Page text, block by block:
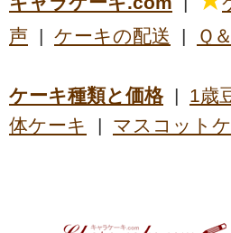
声 | ケーキの配送 | Ｑ
ケーキ種類と価格| 1歳
体ケーキ
| マスコット